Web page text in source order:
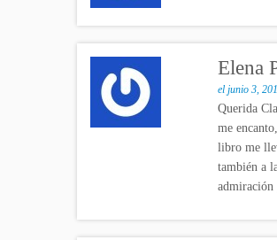
Elena
el junio 3,
Querida
me
libro me
también a
admiración